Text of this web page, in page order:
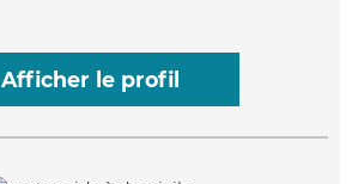
Afficher le profil